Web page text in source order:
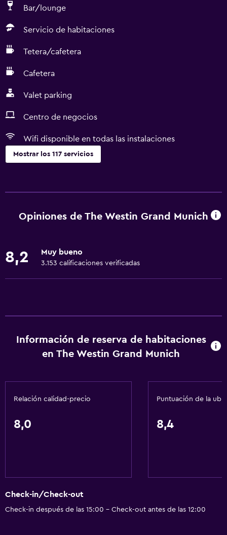
Bar/lounge
Servicio de habitaciones
Tetera/cafetera
Cafetera
Valet parking
Centro de negocios
Wifi disponible en todas las instalaciones
Mostrar los 117 servicios
Tetera eléctrica
La comida se puede entregar en el alojamiento
Tetera
Máquina expendedora (botanas)
Comedor
Centro de negocios
Renta de autos
Opiniones de The Westin Grand Munich
8,2 Muy bueno
3.153 calificaciones verificadas
Información de reserva de habitaciones
en The Westin Grand Munich
Relación calidad-precio
8,0
Puntuación de la
8,4
Check-in/Check-out
Check-in después de las 15:00 - Check-out antes de las 12:00